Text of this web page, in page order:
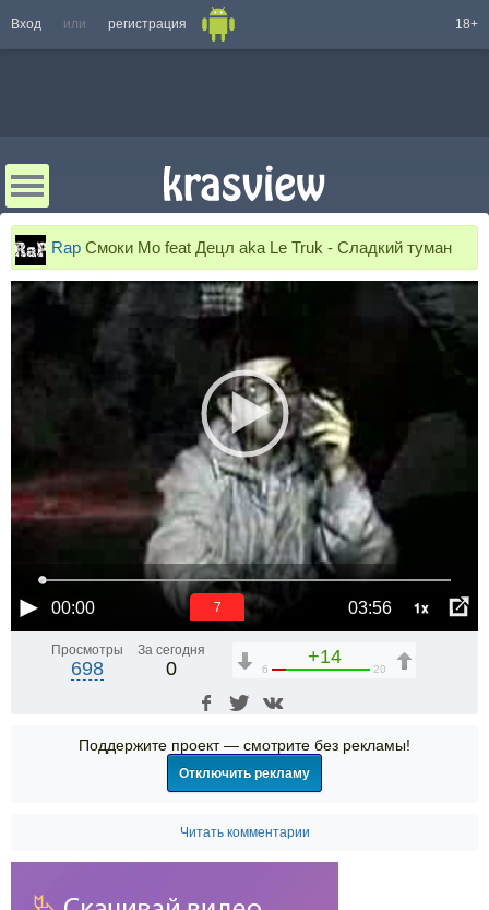
Вход или регистрация 18+
Rap Смоки Мо feat Децл aka Le Truk - Сладкий туман
00:00 03:56 1x
6
Просмотры
698
За сегодня
0
+14
6 20
Поддержите проект — смотрите без рекламы!
Отключить рекламу
Читать комментарии